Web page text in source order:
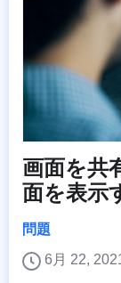
画面を共
面を表示
問題
6月 22,